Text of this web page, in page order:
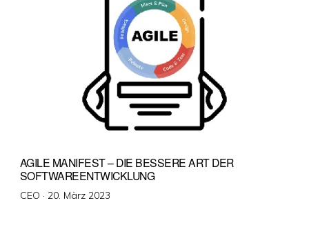
AGILE MANIFEST – DIE BESSERE ART DER
SOFTWAREENTWICKLUNG
CEO · Veröffentlicht
20. März 2023